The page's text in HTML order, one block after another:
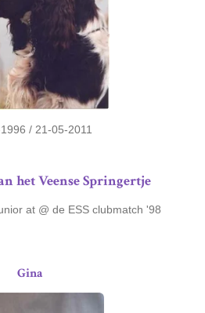
/ 21-05-2011
het Veense Springertje
at @ de ESS clubmatch '98
Gina